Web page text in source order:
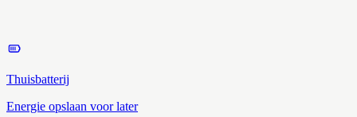
Thuisbatterij
Energie opslaan voor later